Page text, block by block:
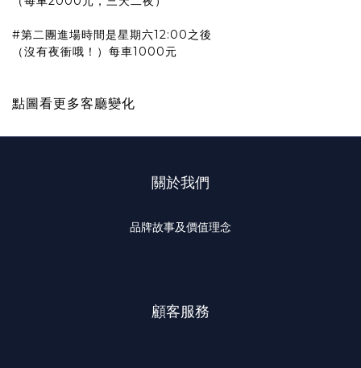
#第二團進場時間是星期六12:00之後
（沒有夜衝哦！）每車1000元
點圖看更多客廳變化
關於我們
品牌故事及價值理念
顧客服務